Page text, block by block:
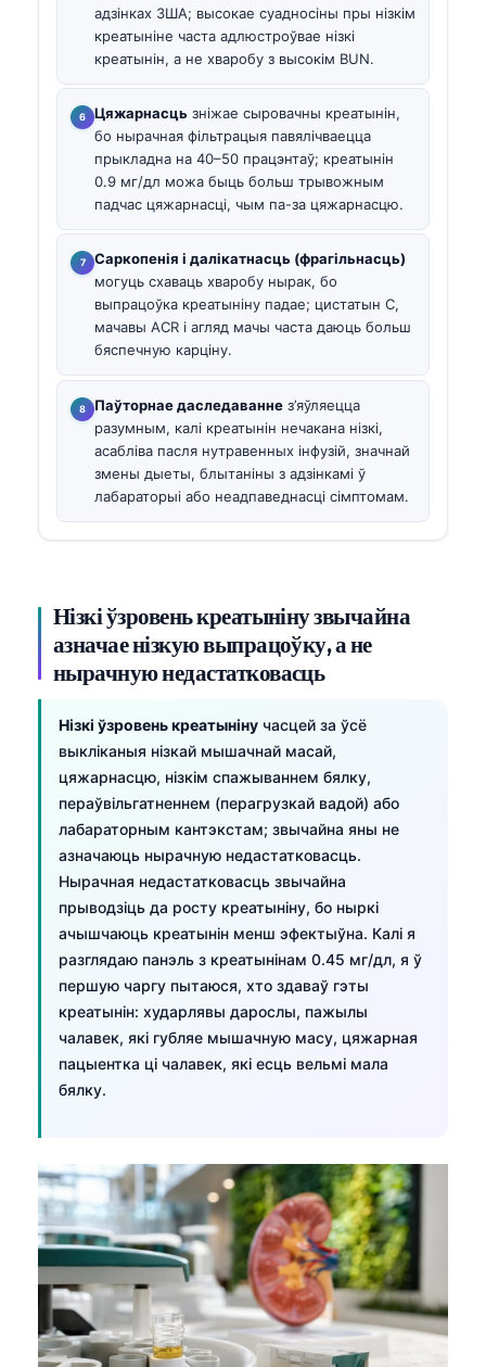
адзінках ЗША; высокае суадносіны пры нізкім
креатыніне часта адлюстроўвае нізкі
креатынін, а не хваробу з высокім BUN.
Цяжарнасць зніжае сыровачны креатынін,
бо нырачная фільтрацыя павялічваецца
прыкладна на 40–50 працэнтаў; креатынін
0.9 мг/дл можа быць больш трывожным
падчас цяжарнасці, чым па-за цяжарнасцю.
Саркопенія і далікатнасць (фрагільнасць)
могуць схаваць хваробу нырак, бо
выпрацоўка креатыніну падае; цистатын C,
мачавы ACR і агляд мачы часта даюць больш
бяспечную карціну.
Паўторнае даследаванне з’яўляецца
разумным, калі креатынін нечакана нізкі,
асабліва пасля нутравенных інфузій, значнай
змены дыеты, блытаніны з адзінкамі ў
лабараторыі або неадпаведнасці сімптомам.
Нізкі ўзровень креатыніну звычайна
азначае нізкую выпрацоўку, а не
нырачную недастатковасць
Нізкі ўзровень креатыніну часцей за ўсё
выкліканыя нізкай мышачнай масай,
цяжарнасцю, нізкім спажываннем бялку,
пераўвільгатненнем (перагрузкай вадой) або
лабараторным кантэкстам; звычайна яны не
азначаюць нырачную недастатковасць.
Нырачная недастатковасць звычайна
прыводзіць да росту креатыніну, бо ныркі
ачышчаюць креатынін менш эфектыўна. Калі я
разглядаю панэль з креатынінам 0.45 мг/дл, я ў
першую чаргу пытаюся, хто здаваў гэты
креатынін: хударлявы дарослы, пажылы
чалавек, які губляе мышачную масу, цяжарная
пацыентка ці чалавек, які есць вельмі мала
бялку.